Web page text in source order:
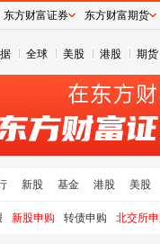
全球 美股 港股 期货
新股 基金 港股 美股
新股申购 转债申购 北交所
东方财富证券 东方财富期货